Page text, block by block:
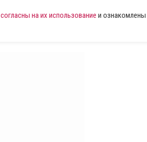
согласны на их использование и ознакомлены